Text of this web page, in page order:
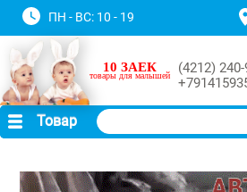
ПН - ВС: 10 - 19
10 ЗАЕК
товары для малышей
(4212)
Товар